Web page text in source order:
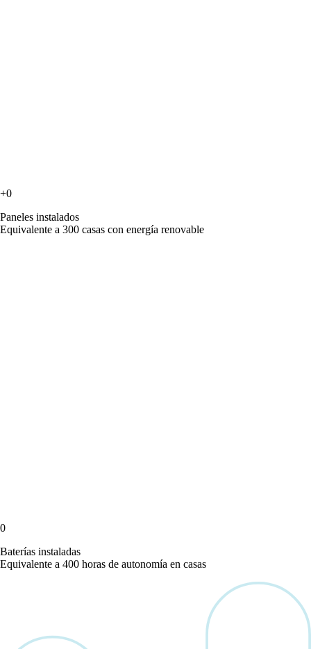
+0
Paneles instalados
Equivalente a 300 casas con energía renovable
0
Baterías instaladas
Equivalente a 400 horas de autonomía en casas